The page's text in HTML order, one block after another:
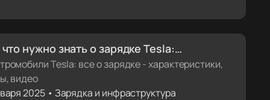
нужно знать о зарядке Tesla:
факты, видеоинструкции
Tesla: все о зарядке - характеристики,
видео
2025 • Зарядка и инфраструктура